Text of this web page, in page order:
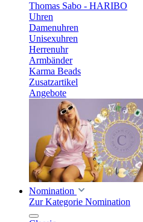
Thomas Sabo - HARIBO
Uhren
Damenuhren
Unisexuhren
Herrenuhr
Armbänder
Karma Beads
Zusatzartikel
Angebote
Nomination
Zur Kategorie Nomination